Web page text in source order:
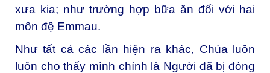
xưa kia; như trường hợp bữa ăn đối với hai
môn đệ Emmau.
Như tất cả các lần hiện ra khác, Chúa luôn
luôn cho thấy mình chính là Người đã bị đóng